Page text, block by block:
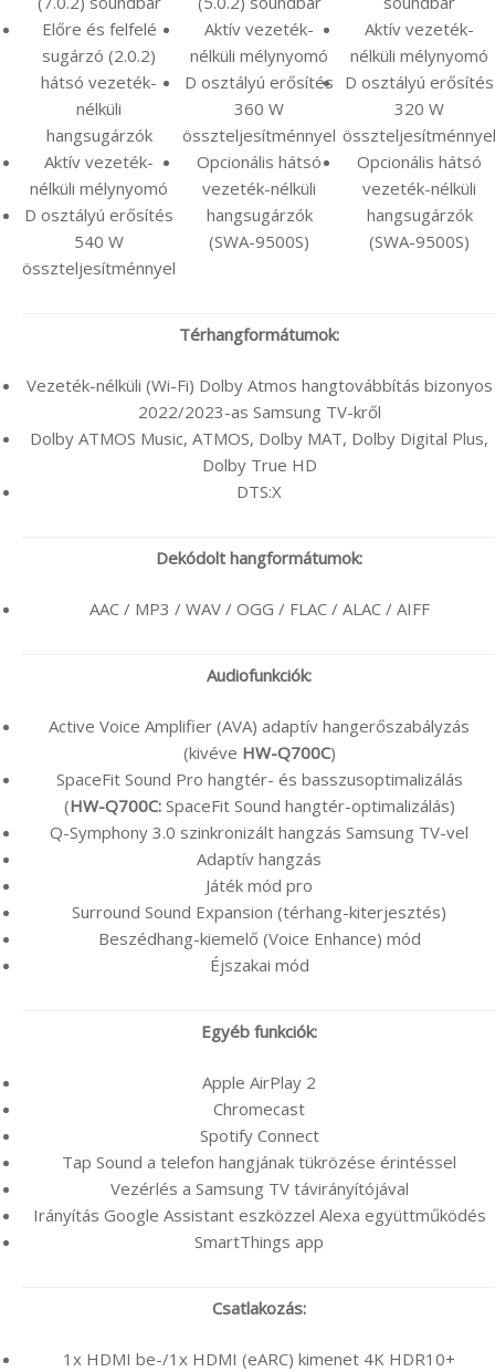
Előre és felfelé
sugárzó (2.0.2)
hátsó vezeték-
nélküli
hangsugárzók
Aktív vezeték-
nélküli mélynyomó
D osztályú erősítés
540 W
összteljesítménnyel
Aktív vezeték-
nélküli mélynyomó
D osztályú erősítés
360 W
összteljesítménnyel
Opcionális hátsó
vezeték-nélküli
hangsugárzók
(SWA-9500S)
Aktív vezeték-
nélküli mélynyomó
D osztályú erősítés
320 W
összteljesítménnyel
Opcionális hátsó
vezeték-nélküli
hangsugárzók
(SWA-9500S)
Térhangformátumok:
Vezeték-nélküli (Wi-Fi) Dolby Atmos hangtovábbítás bizonyos
2022/2023-as Samsung TV-kről
Dolby ATMOS Music, ATMOS, Dolby MAT, Dolby Digital Plus,
Dolby True HD
DTS:X
Dekódolt hangformátumok:
AAC / MP3 / WAV / OGG / FLAC / ALAC / AIFF
Audiofunkciók:
Active Voice Amplifier (AVA) adaptív hangerőszabályzás
(kivéve HW-Q700C)
SpaceFit Sound Pro hangtér- és basszusoptimalizálás
(HW-Q700C: SpaceFit Sound hangtér-optimalizálás)
Q-Symphony 3.0 szinkronizált hangzás Samsung TV-vel
Adaptív hangzás
Játék mód pro
Surround Sound Expansion (térhang-kiterjesztés)
Beszédhang-kiemelő (Voice Enhance) mód
Éjszakai mód
Egyéb funkciók:
Apple AirPlay 2
Chromecast
Spotify Connect
Tap Sound a telefon hangjának tükrözése érintéssel
Vezérlés a Samsung TV távirányítójával
Irányítás Google Assistant eszközzel Alexa együttműködés
SmartThings app
Csatlakozás:
1x HDMI be-/1x HDMI (eARC) kimenet 4K HDR10+